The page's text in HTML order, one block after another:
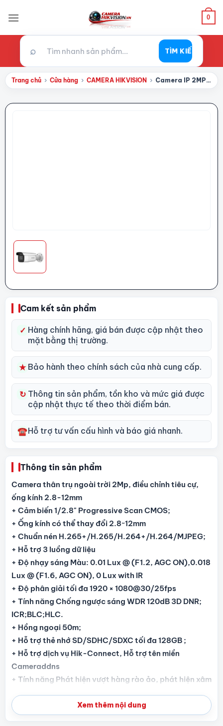
qua
0
⌕ TÌM KIẾM
Trang chủ › Cửa hàng › CAMERA HIKVISION › Camera IP 2MP Hikvision DS-2CD2623G1-IZS
Cam kết sản phẩm
✓ Hàng chính hãng, giá bán được cập nhật theo
mặt bằng thị trường.
★ Bảo hành theo chính sách của nhà cung cấp.
↻ Thông tin sản phẩm, tồn kho và mức giá được
cập nhật thực tế theo thời điểm bán.
☎Hỗ trợ tư vấn cấu hình và báo giá nhanh.
Thông tin sản phẩm
Camera thân trụ ngoài trời 2Mp, điều chỉnh tiêu cự,
ống kính 2.8-12mm
+ Cảm biến 1/2.8" Progressive Scan CMOS;
+ Ống kính có thể thay đổi 2.8~12mm
+ Chuẩn nén H.265+/H.265/H.264+/H.264/MJPEG;
+ Hỗ trợ 3 luồng dữ liệu
+ Độ nhạy sáng Màu: 0.01 Lux @ (F1.2, AGC ON),0.018
Lux @ (F1.6, AGC ON), 0 Lux with IR
+ Độ phân giải tối đa 1920 × 1080@30/25fps
+ Tính năng Chống ngược sáng WDR 120dB 3D DNR;
ICR;BLC;HLC.
+ Hồng ngoại 50m;
+ Hỗ trợ thẻ nhớ SD/SDHC/SDXC tối đa 128GB ;
+ Hỗ trợ dịch vụ Hik-Connect, Hỗ trợ tên miền
Cameraddns
+ Tính năng Phát hiện vượt hàng rào ảo, phát hiện xâm
- S: Kết nối Audio/Alarm IO
- Z: Thêm Motorized VF lens, zoom qua phần mềm.
Xem thêm nội dung